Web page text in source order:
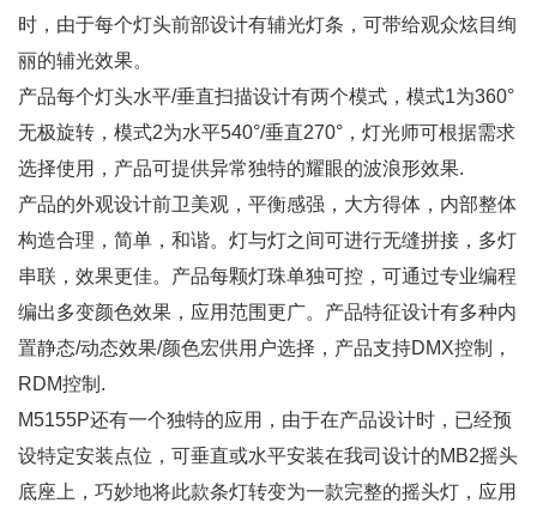
时，由于每个灯头前部设计有辅光灯条，可带给观众炫目绚
丽的辅光效果。
产品每个灯头水平/垂直扫描设计有两个模式，模式1为360°
无极旋转，模式2为水平540°/垂直270°，灯光师可根据需求
选择使用，产品可提供异常独特的耀眼的波浪形效果.
产品的外观设计前卫美观，平衡感强，大方得体，内部整体
构造合理，简单，和谐。灯与灯之间可进行无缝拼接，多灯
串联，效果更佳。产品每颗灯珠单独可控，可通过专业编程
编出多变颜色效果，应用范围更广。产品特征设计有多种内
置静态/动态效果/颜色宏供用户选择，产品支持DMX控制，
RDM控制.
M5155P还有一个独特的应用，由于在产品设计时，已经预
设特定安装点位，可垂直或水平安装在我司设计的MB2摇头
底座上，巧妙地将此款条灯转变为一款完整的摇头灯，应用